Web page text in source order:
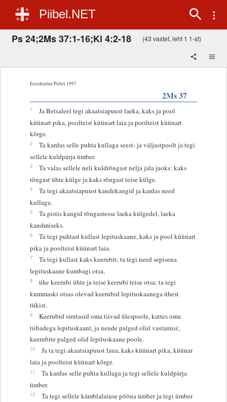
Piibel.NET
Ps 24;2Ms 37:1-16;Kl 4:2-18 (43 vastet, leht 1 1-st)
Eestikeelne Piibel 1997
2Ms 37
1
Ja Betsaleel tegi akaatsiapuust laeka, kaks ja pool
küünart pika, poolteist küünart laia ja poolteist küünart
kõrge.
2
Ta kardas selle puhta kullaga seest- ja väljastpoolt ja tegi
sellele kuldpärja ümber.
3
Ta valas sellele neli kuldrõngast nelja jala jaoks: kaks
rõngast ühte külge ja kaks rõngast teise külge.
4
Ta tegi akaatsiapuust kandekangid ja kardas need
kullaga.
5
Ta pistis kangid rõngastesse laeka külgedel, laeka
kandmiseks.
6
Ta tegi puhtast kullast lepituskaane, kaks ja pool küünart
pika ja poolteist küünart laia.
7
Ta tegi kullast kaks keerubit; ta tegi need sepisena
lepituskaane kumbagi otsa,
8
ühe keerubi ühte ja teise keerubi teise otsa; ta tegi
kummaski otsas olevad keerubid lepituskaanega ühest
tükist.
9
Keerubid sirutasid oma tiivad ülespoole, kattes oma
tiibadega lepituskaant, ja nende palged olid vastamisi;
keerubite palged olid lepituskaane poole.
10
Ja ta tegi akaatsiapuust laua, kaks küünart pika, küünar
laia ja poolteist küünart kõrge.
11
Ta kardas selle puhta kullaga ja tegi sellele kuldpärja
ümber.
12
Ta tegi sellele kämblalaiuse põõna ümber ja tegi ümber